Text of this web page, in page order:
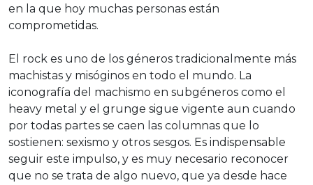
en la que hoy muchas personas están
comprometidas.
El rock es uno de los géneros tradicionalmente más
machistas y misóginos en todo el mundo. La
iconografía del machismo en subgéneros como el
heavy metal y el grunge sigue vigente aun cuando
por todas partes se caen las columnas que lo
sostienen: sexismo y otros sesgos. Es indispensable
seguir este impulso, y es muy necesario reconocer
que no se trata de algo nuevo, que ya desde hace